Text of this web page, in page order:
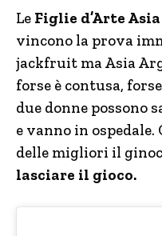
Le Figlie d’Arte
vincono la prova
jackfruit ma Asia
forse è contusa,
due donne possono
e vanno in
delle migliori il
lasciare il gioco.